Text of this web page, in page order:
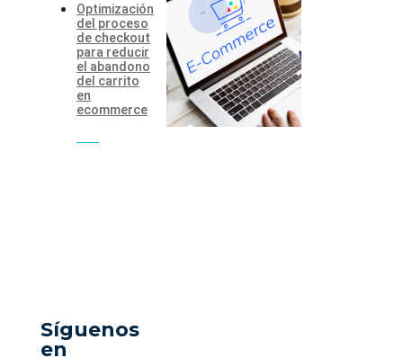
Optimización
del proceso
de checkout
para reducir
el abandono
del carrito
en
ecommerce
Síguenos
en